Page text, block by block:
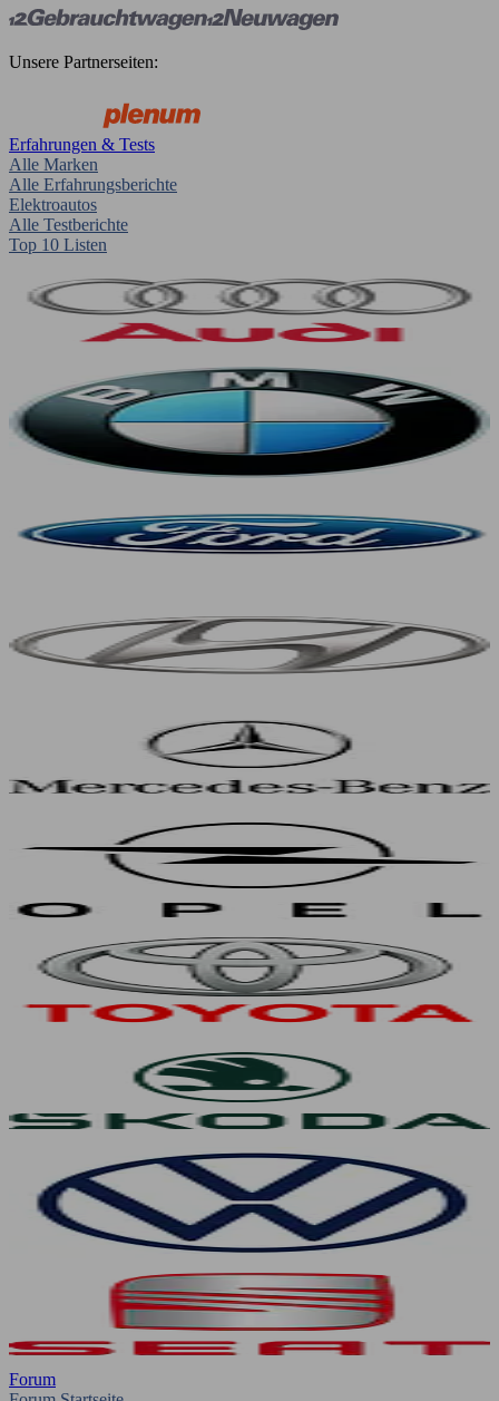
Unsere Partnerseiten:
Erfahrungen & Tests
Alle Marken
Alle Erfahrungsberichte
Elektroautos
Alle Testberichte
Top 10 Listen
Forum